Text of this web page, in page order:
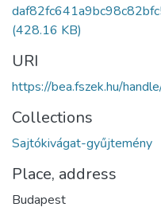
(428.16 KB)
URI
https://bea.fszek.hu/
Collections
Sajtókivágat-gyűjtemény
Place, address
Budapest